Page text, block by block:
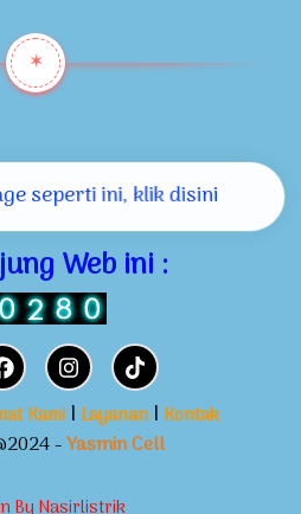
✶
seperti ini, klik disini
Web ini :
Kami I Layanan I Kontak
-Yasmin Cell